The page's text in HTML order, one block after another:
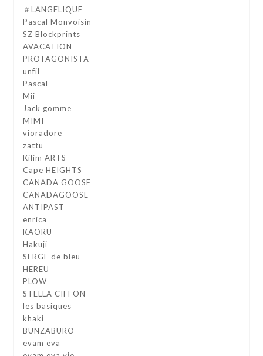
＃LANGELIQUE
Pascal Monvoisin
SZ Blockprints
AVACATION
PROTAGONISTA
unfil
Pascal
Mii
Jack gomme
MIMI
vioradore
zattu
Kilim ARTS
Cape HEIGHTS
CANADA GOOSE
CANADAGOOSE
ANTIPAST
enrica
KAORU
Hakuji
SERGE de bleu
HEREU
PLOW
STELLA CIFFON
les basiques
khaki
BUNZABURO
evam eva